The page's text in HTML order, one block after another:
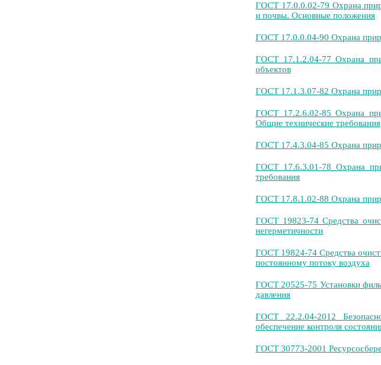
ГОСТ 17.0.0.02-79 Охрана
и почвы. Основные положения
ГОСТ 17.0.0.04-90 Охрана
ГОСТ 17.1.2.04-77 Охрана
объектов
ГОСТ 17.1.3.07-82 Охрана
ГОСТ 17.2.6.02-85 Охрана
Общие технические требования
ГОСТ 17.4.3.04-85 Охрана
ГОСТ 17.6.3.01-78 Охрана
требования
ГОСТ 17.8.1.02-88 Охрана
ГОСТ 19823-74 Средства
негерметичности
ГОСТ 19824-74 Средства
постоянному потоку воздуха
ГОСТ 20525-75 Установки
давления
ГОСТ 22.2.04-2012
обеспечение контроля
ГОСТ 30773-2001